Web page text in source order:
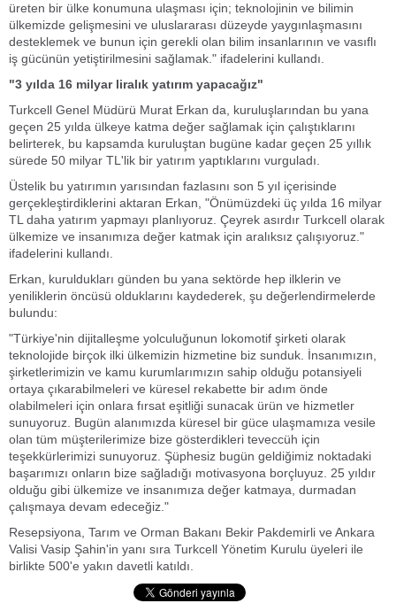
üreten bir ülke konumuna ulaşması için; teknolojinin ve bilimin
ülkemizde gelişmesini ve uluslararası düzeyde yaygınlaşmasını
desteklemek ve bunun için gerekli olan bilim insanlarının ve vasıflı
iş gücünün yetiştirilmesini sağlamak." ifadelerini kullandı.
"3 yılda 16 milyar liralık yatırım yapacağız"
Turkcell Genel Müdürü Murat Erkan da, kuruluşlarından bu yana
geçen 25 yılda ülkeye katma değer sağlamak için çalıştıklarını
belirterek, bu kapsamda kuruluştan bugüne kadar geçen 25 yıllık
sürede 50 milyar TL'lik bir yatırım yaptıklarını vurguladı.
Üstelik bu yatırımın yarısından fazlasını son 5 yıl içerisinde
gerçekleştirdiklerini aktaran Erkan, "Önümüzdeki üç yılda 16 milyar
TL daha yatırım yapmayı planlıyoruz. Çeyrek asırdır Turkcell olarak
ülkemize ve insanımıza değer katmak için aralıksız çalışıyoruz."
ifadelerini kullandı.
Erkan, kuruldukları günden bu yana sektörde hep ilklerin ve
yeniliklerin öncüsü olduklarını kaydederek, şu değerlendirmelerde
bulundu:
"Türkiye'nin dijitalleşme yolculuğunun lokomotif şirketi olarak
teknolojide birçok ilki ülkemizin hizmetine biz sunduk. İnsanımızın,
şirketlerimizin ve kamu kurumlarımızın sahip olduğu potansiyeli
ortaya çıkarabilmeleri ve küresel rekabette bir adım önde
olabilmeleri için onlara fırsat eşitliği sunacak ürün ve hizmetler
sunuyoruz. Bugün alanımızda küresel bir güce ulaşmamıza vesile
olan tüm müşterilerimize bize gösterdikleri teveccüh için
teşekkürlerimizi sunuyoruz. Şüphesiz bugün geldiğimiz noktadaki
başarımızı onların bize sağladığı motivasyona borçluyuz. 25 yıldır
olduğu gibi ülkemize ve insanımıza değer katmaya, durmadan
çalışmaya devam edeceğiz."
Resepsiyona, Tarım ve Orman Bakanı Bekir Pakdemirli ve Ankara
Valisi Vasip Şahin'in yanı sıra Turkcell Yönetim Kurulu üyeleri ile
birlikte 500'e yakın davetli katıldı.